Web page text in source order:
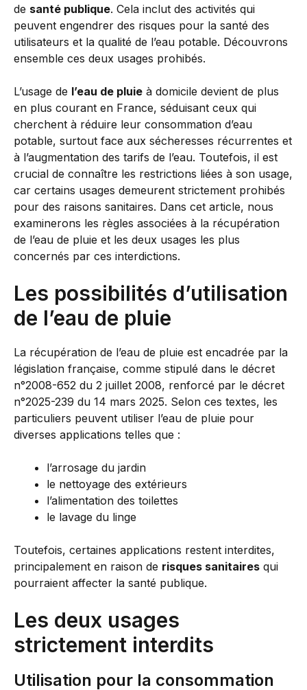
de santé publique. Cela inclut des activités qui
peuvent engendrer des risques pour la santé des
utilisateurs et la qualité de l’eau potable. Découvrons
ensemble ces deux usages prohibés.
L’usage de l’eau de pluie à domicile devient de plus
en plus courant en France, séduisant ceux qui
cherchent à réduire leur consommation d’eau
potable, surtout face aux sécheresses récurrentes et
à l’augmentation des tarifs de l’eau. Toutefois, il est
crucial de connaître les restrictions liées à son usage,
car certains usages demeurent strictement prohibés
pour des raisons sanitaires. Dans cet article, nous
examinerons les règles associées à la récupération
de l’eau de pluie et les deux usages les plus
concernés par ces interdictions.
Les possibilités d’utilisation
de l’eau de pluie
La récupération de l’eau de pluie est encadrée par la
législation française, comme stipulé dans le décret
n°2008-652 du 2 juillet 2008, renforcé par le décret
n°2025-239 du 14 mars 2025. Selon ces textes, les
particuliers peuvent utiliser l’eau de pluie pour
diverses applications telles que :
l’arrosage du jardin
le nettoyage des extérieurs
l’alimentation des toilettes
le lavage du linge
Toutefois, certaines applications restent interdites,
principalement en raison de risques sanitaires qui
pourraient affecter la santé publique.
Les deux usages
strictement interdits
Utilisation pour la consommation